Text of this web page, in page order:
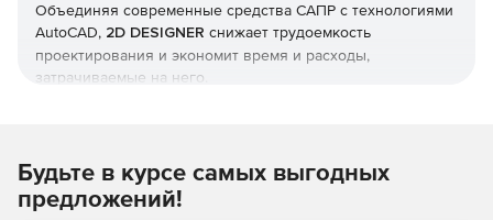
Объединяя современные средства САПР с технологиями
AutoCAD, 2D DESIGNER снижает трудоемкость
проектирования и экономит время и расходы,
затрачиваемые на него.
техническую документацию и поддерживать
взаимодействие между участниками проектного
процесса. В состав пакета 2D DESIGNER Piping Suite
Будьте в курсе самых выгодных
предложений!